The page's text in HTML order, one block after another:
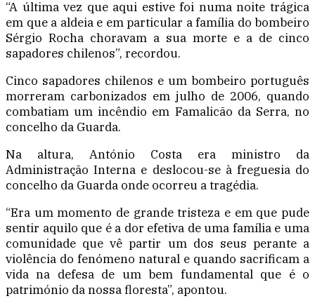
“A última vez que aqui estive foi numa noite trágica
em que a aldeia e em particular a família do bombeiro
Sérgio Rocha choravam a sua morte e a de cinco
sapadores chilenos”, recordou.
Cinco sapadores chilenos e um bombeiro português
morreram carbonizados em julho de 2006, quando
combatiam um incêndio em Famalicão da Serra, no
concelho da Guarda.
Na altura, António Costa era ministro da
Administração Interna e deslocou-se à freguesia do
concelho da Guarda onde ocorreu a tragédia.
“Era um momento de grande tristeza e em que pude
sentir aquilo que é a dor efetiva de uma família e uma
comunidade que vê partir um dos seus perante a
violência do fenómeno natural e quando sacrificam a
vida na defesa de um bem fundamental que é o
património da nossa floresta”, apontou.